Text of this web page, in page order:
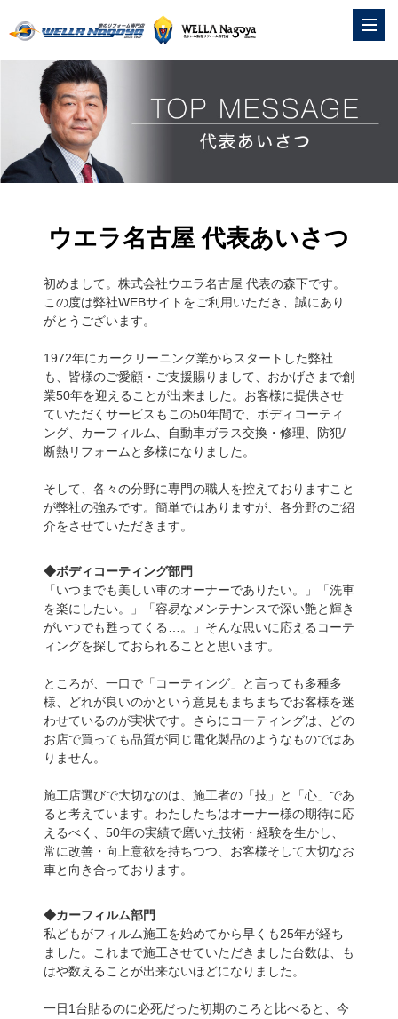
ウエラ名古屋 代表あいさつ
初めまして。株式会社ウエラ名古屋 代表の森下です。
この度は弊社WEBサイトをご利用いただき、誠にあり
がとうございます。
1972年にカークリーニング業からスタートした弊社
も、皆様のご愛顧・ご支援賜りまして、おかげさまで創
業50年を迎えることが出来ました。お客様に提供させ
ていただくサービスもこの50年間で、ボディコーティ
ング、カーフィルム、自動車ガラス交換・修理、防犯/
断熱リフォームと多様になりました。
そして、各々の分野に専門の職人を控えておりますこと
が弊社の強みです。簡単ではありますが、各分野のご紹
介をさせていただきます。
◆ボディコーティング部門
「いつまでも美しい車のオーナーでありたい。」「洗車
を楽にしたい。」「容易なメンテナンスで深い艶と輝き
がいつでも甦ってくる…。」そんな思いに応えるコーテ
ィングを探しておられることと思います。
ところが、一口で「コーティング」と言っても多種多
様、どれが良いのかという意見もまちまちでお客様を迷
わせているのが実状です。さらにコーティングは、どの
お店で買っても品質が同じ電化製品のようなものではあ
りません。
施工店選びで大切なのは、施工者の「技」と「心」であ
ると考えています。わたしたちはオーナー様の期待に応
えるべく、50年の実績で磨いた技術・経験を生かし、
常に改善・向上意欲を持ちつつ、お客様そして大切なお
車と向き合っております。
◆カーフィルム部門
私どもがフィルム施工を始めてから早くも25年が経ち
ました。これまで施工させていただきました台数は、も
はや数えることが出来ないほどになりました。
一日1台貼るのに必死だった初期のころと比べると、今